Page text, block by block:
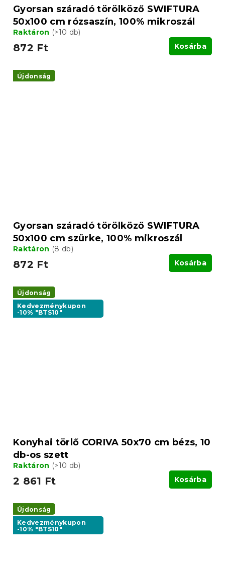
Gyorsan száradó törölköző SWIFTURA
50x100 cm rózsaszín, 100% mikroszál
Raktáron (>10 db)
872 Ft Kosárba
Újdonság
Gyorsan száradó törölköző SWIFTURA
50x100 cm szürke, 100% mikroszál
Raktáron (8 db)
872 Ft Kosárba
Újdonság
Kedvezménykupon
-10% "BTS10"
Konyhai törlő CORIVA 50x70 cm bézs, 10
db-os szett
Raktáron (>10 db)
2 861 Ft Kosárba
Újdonság
Kedvezménykupon
-10% "BTS10"